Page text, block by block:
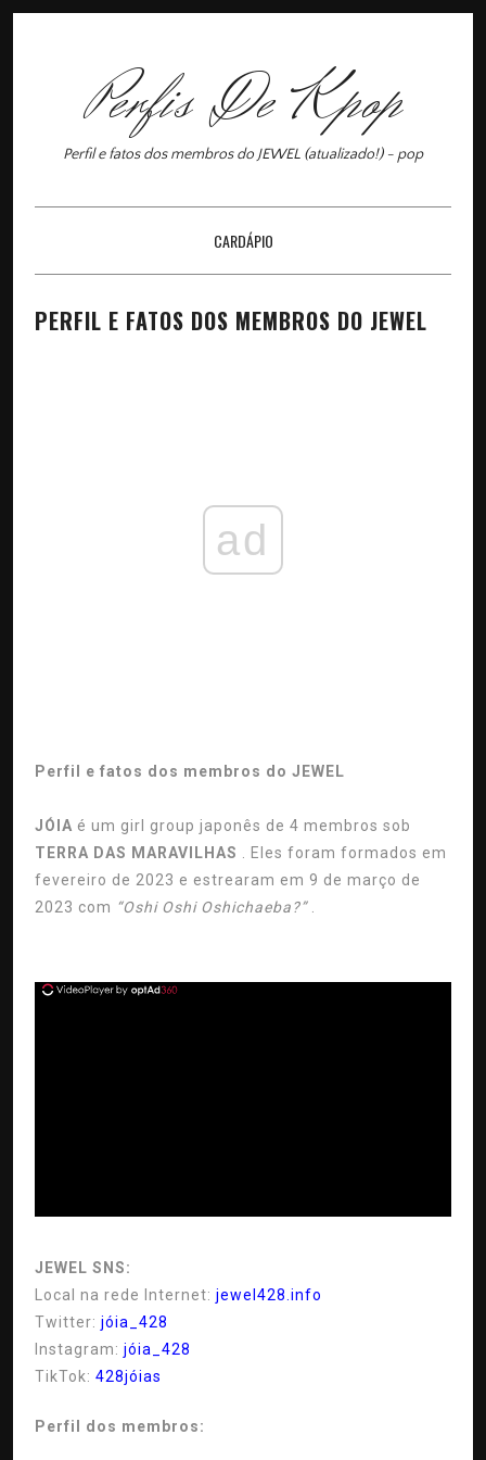
Perfis De Kpop
Perfil e fatos dos membros do JEWEL (atualizado!) - pop
CARDÁPIO
×
PERFIL E FATOS DOS MEMBROS DO JEWEL
ad
Perfil e fatos dos membros do JEWEL
JÓIA é um girl group japonês de 4 membros sob
TERRA DAS MARAVILHAS
. Eles foram formados em
fevereiro de 2023 e estrearam em 9 de março de
2023 com “Oshi Oshi Oshichaeba?”.
JEWEL SNS:
Local na rede Internet: jewel428.info
Twitter: jóia_428
Instagram: jóia_428
TikTok: 428jóias
Perfil dos membros: